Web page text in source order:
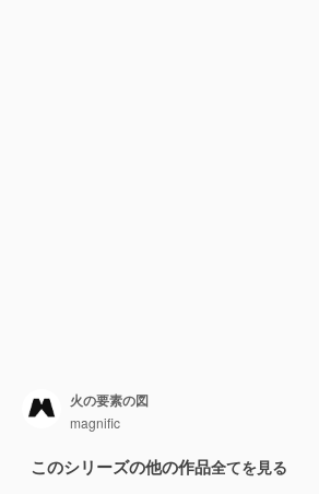
火の要素の図
magnific
このシリーズの他の作品全てを見る